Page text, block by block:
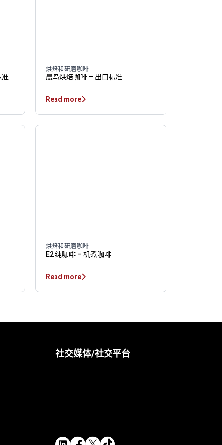
准
烘焙和研磨咖啡
晨鸟烘焙咖啡 – 出口标准
Read more
烘焙和研磨咖啡
E2 纯咖啡 – 机煮咖啡
Read more
社交媒体/社交平台